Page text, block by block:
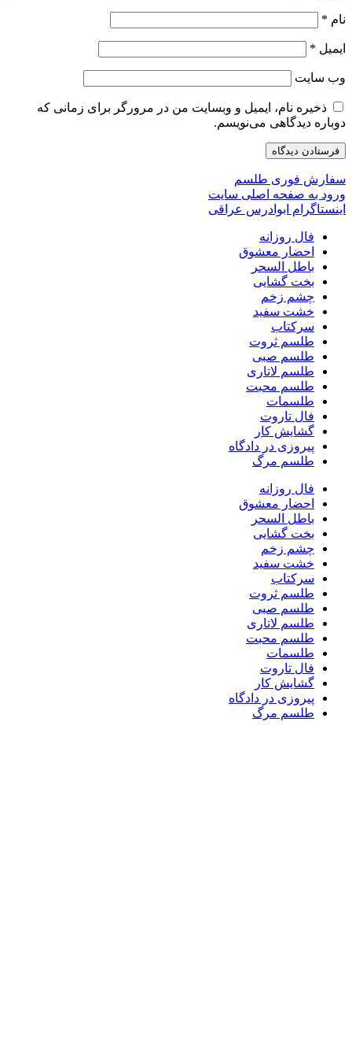
نام *
ایمیل *
وب‌ سایت
ذخیره نام، ایمیل و وبسایت من در مرورگر برای زمانی که
دوباره دیدگاهی می‌نویسم.
سفارش فوری طلسم
ورود به صفحه اصلی سایت
اینستاگرام ابوادرس عراقی
فال روزانه
احضار معشوق
باطل السحر
بخت گشایی
چشم زخم
خشت سفید
سرکتاب
طلسم ثروت
طلسم صبی
طلسم لاتاری
طلسم محبت
طلسمات
فال تاروت
گشایش کار
پیروزی در دادگاه
طلسم مرگ
فال روزانه
احضار معشوق
باطل السحر
بخت گشایی
چشم زخم
خشت سفید
سرکتاب
طلسم ثروت
طلسم صبی
طلسم لاتاری
طلسم محبت
طلسمات
فال تاروت
گشایش کار
پیروزی در دادگاه
طلسم مرگ